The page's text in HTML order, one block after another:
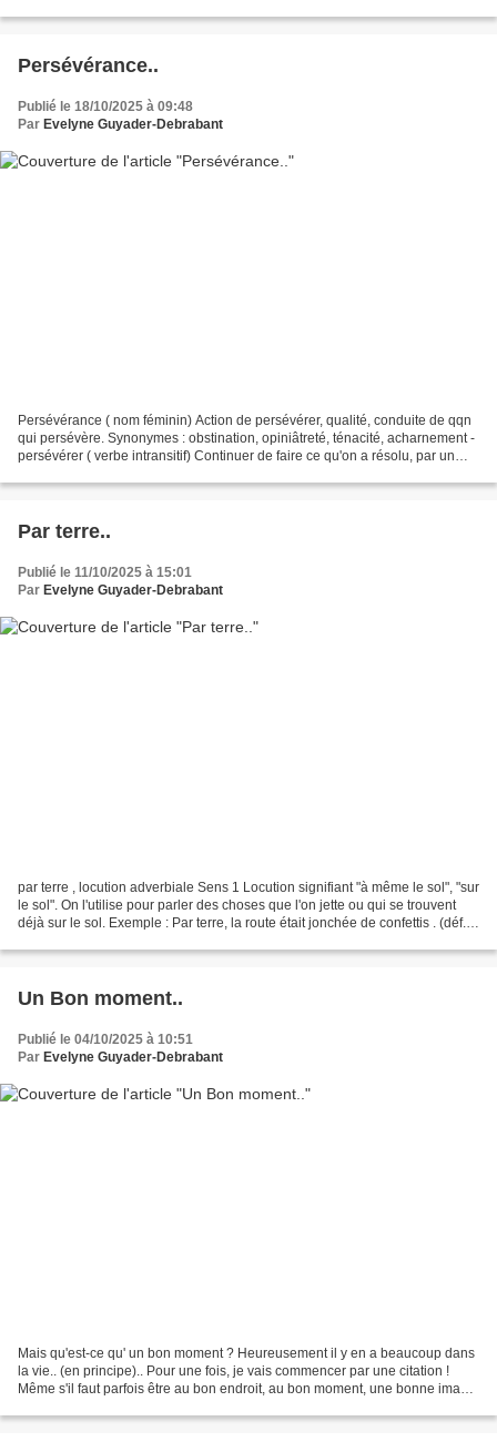
Persévérance..
Publié le 18/10/2025 à 09:48
Par Evelyne Guyader-Debrabant
Persévérance ( nom féminin) Action de persévérer, qualité, conduite de qqn
qui persévère. Synonymes : obstination, opiniâtreté, ténacité, acharnement -
persévérer ( verbe intransitif) Continuer de faire ce qu'on a résolu, par un
Par terre..
Publié le 11/10/2025 à 15:01
Par Evelyne Guyader-Debrabant
par terre , locution adverbiale Sens 1 Locution signifiant "à même le sol", "sur
le sol". On l'utilise pour parler des choses que l'on jette ou qui se trouvent
déjà sur le sol. Exemple : Par terre, la route était jonchée de confettis . (déf.
Un Bon moment..
Publié le 04/10/2025 à 10:51
Par Evelyne Guyader-Debrabant
Mais qu'est-ce qu' un bon moment ? Heureusement il y en a beaucoup dans
la vie.. (en principe).. Pour une fois, je vais commencer par une citation !
Même s'il faut parfois être au bon endroit, au bon moment, une bonne image